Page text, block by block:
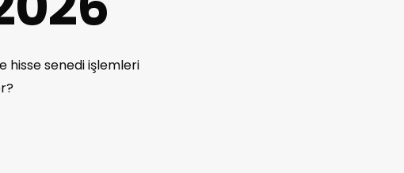
hisse senedi işlemleri